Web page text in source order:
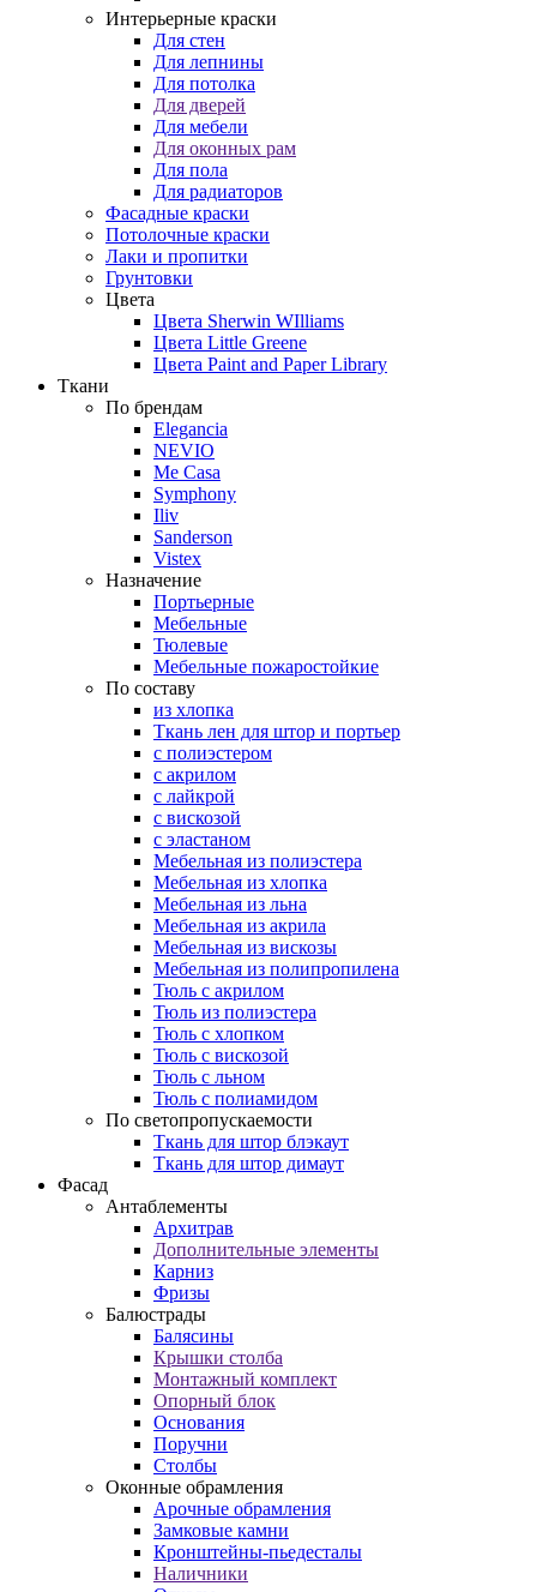
Интерьерные краски
Для стен
Для лепнины
Для потолка
Для дверей
Для мебели
Для оконных рам
Для пола
Для радиаторов
Фасадные краски
Потолочные краски
Лаки и пропитки
Грунтовки
Цвета
Цвета Sherwin WIlliams
Цвета Little Greene
Цвета Paint and Paper Library
Ткани
По брендам
Elegancia
NEVIO
Me Casa
Symphony
Iliv
Sanderson
Vistex
Назначение
Портьерные
Мебельные
Тюлевые
Мебельные пожаростойкие
По составу
из хлопка
Ткань лен для штор и портьер
с полиэстером
с акрилом
с лайкрой
с вискозой
с эластаном
Мебельная из полиэстера
Мебельная из хлопка
Мебельная из льна
Мебельная из акрила
Мебельная из вискозы
Мебельная из полипропилена
Тюль с акрилом
Тюль из полиэстера
Тюль с хлопком
Тюль с вискозой
Тюль с льном
Тюль с полиамидом
По светопропускаемости
Ткань для штор блэкаут
Ткань для штор димаут
Фасад
Антаблементы
Архитрав
Дополнительные элементы
Карниз
Фризы
Балюстрады
Балясины
Крышки столба
Монтажный комплект
Опорный блок
Основания
Поручни
Столбы
Оконные обрамления
Арочные обрамления
Замковые камни
Кронштейны-пьедесталы
Наличники